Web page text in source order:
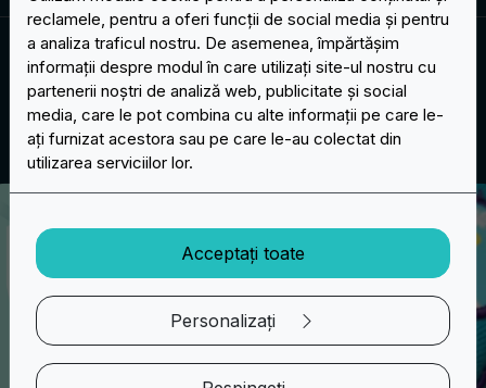
OPȚIUNI DE SUPORT
Alegeți tipul de suport pentru peticele
dvs.
reclamele, pentru a oferi funcții de social media și pentru
a analiza traficul nostru. De asemenea, împărtășim
informații despre modul în care utilizați site-ul nostru cu
partenerii noștri de analiză web, publicitate și social
media, care le pot combina cu alte informații pe care le-
ați furnizat acestora sau pe care le-au colectat din
utilizarea serviciilor lor.
Acceptați toate
Personalizați